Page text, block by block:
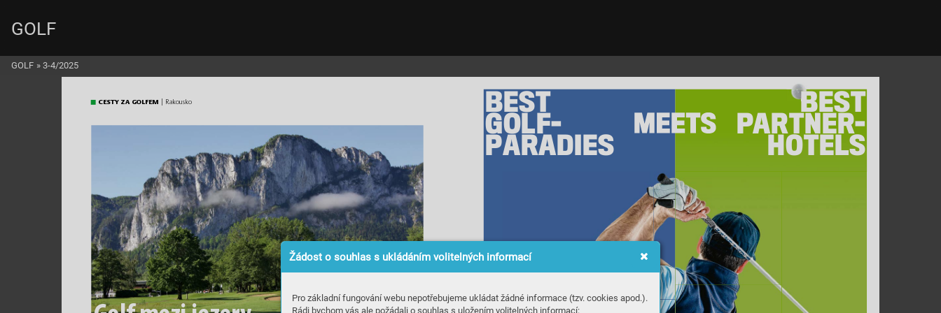
Žádost o souhlas s ukládáním volitelných informací
Pro základní fungování webu nepotřebujeme ukládat žádné informace (tzv. cookies apod.).
Rádi bychom vás ale požádali o souhlas s uložením volitelných informací:
CESTY ZA GOLFEM Rakousko B EST
GOLF-
PARADIES
B EST
PARTNER-
HOTEL S
GOLF
GOLF » 3-4/2025